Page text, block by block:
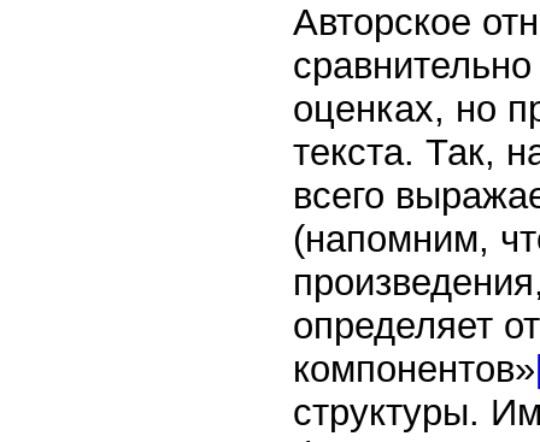
Авторское
оценках, но
текста. Так,
всего
(напомним,
определяет
компонентов»
структуры.